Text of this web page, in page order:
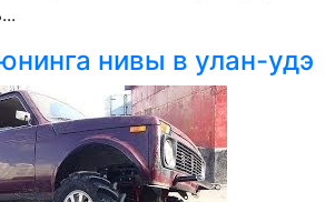
нивы в улан-удэ